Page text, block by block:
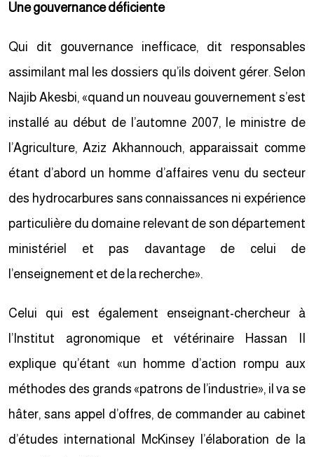
Une gouvernance déficiente
Qui dit gouvernance inefficace, dit responsables
assimilant mal les dossiers qu’ils doivent gérer. Selon
Najib Akesbi, «quand un nouveau gouvernement s’est
installé au début de l’automne 2007, le ministre de
l’Agriculture, Aziz Akhannouch, apparaissait comme
étant d’abord un homme d’affaires venu du secteur
des hydrocarbures sans connaissances ni expérience
particulière du domaine relevant de son département
ministériel et pas davantage de celui de
l’enseignement et de la recherche».
Celui qui est également enseignant-chercheur à
l’Institut agronomique et vétérinaire Hassan II
explique qu’étant «un homme d’action rompu aux
méthodes des grands «patrons de l’industrie», il va se
hâter, sans appel d’offres, de commander au cabinet
d’études international McKinsey l’élaboration de la